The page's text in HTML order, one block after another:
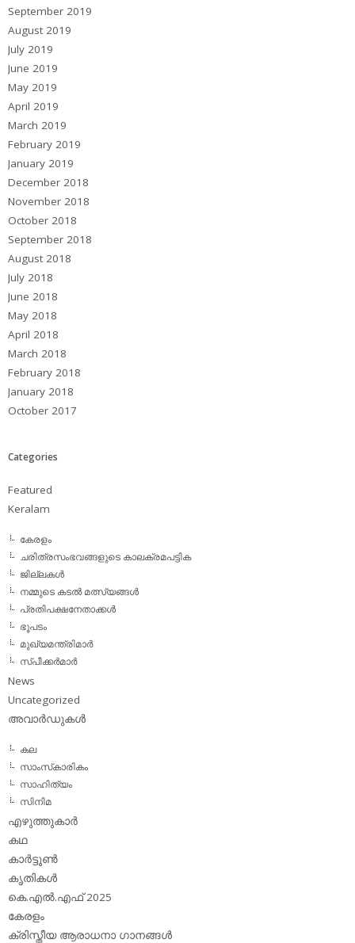
September 2019
August 2019
July 2019
June 2019
May 2019
April 2019
March 2019
February 2019
January 2019
December 2018
November 2018
October 2018
September 2018
August 2018
July 2018
June 2018
May 2018
April 2018
March 2018
February 2018
January 2018
October 2017
Categories
Featured
Keralam
കേരളം
ചരിത്രസംഭവങ്ങളുടെ കാലക്രമപട്ടിക
ജില്ലകള്‍
നമ്മുടെ കടല്‍ മത്സ്യങ്ങള്‍
പ്രതിപക്ഷനേതാക്കള്‍
ഭൂപടം
മുഖ്യമന്ത്രിമാര്‍
സ്പീക്കര്‍മാര്‍
News
Uncategorized
അവാര്‍ഡുകള്‍
കല
സാംസ്‌കാരികം
സാഹിത്യം
സിനിമ
എഴുത്തുകാര്‍
കഥ
കാര്‍ട്ടൂണ്‍
കൃതികള്‍
കെ.എല്‍.എഫ് 2025
കേരളം
ക്രിസ്തീയ ആരാധനാ ഗാനങ്ങള്‍